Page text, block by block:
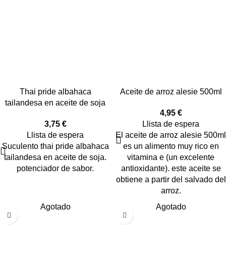
Thai pride albahaca
tailandesa en aceite de soja
3,75 €
Llista de espera
Suculento thai pride albahaca
tailandesa en aceite de soja.
potenciador de sabor.
Aceite de arroz alesie 500ml
4,95 €
Llista de espera
El aceite de arroz alesie 500ml
es un alimento muy rico en
vitamina e (un excelente
antioxidante). este aceite se
obtiene a partir del salvado del
arroz.
Agotado
Agotado